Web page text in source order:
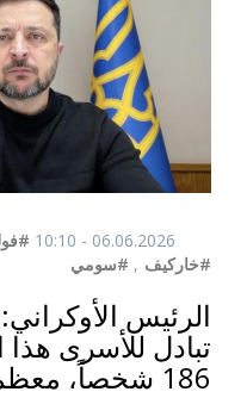
06.06.2026 - 10:10
#خاركيف , #سومي
تبادل للأسرى
186 شخصاً، معظمهم من العسكريين